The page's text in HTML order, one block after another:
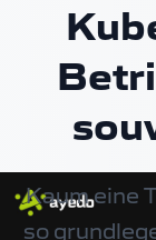
Kaum eine
so